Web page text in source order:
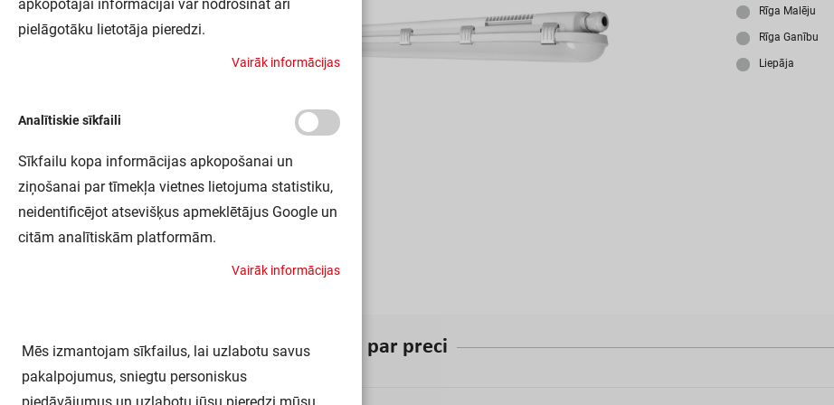
Aiz
Rīga Malēju
Rīga Ganību
Liepāja
Inform par preci
apkopotajai informācijai var nodrošināt arī
pielāgotāku lietotāja pieredzi.
Vairāk informācijas
Analītiskie sīkfaili
Sīkfailu kopa informācijas apkopošanai un
ziņošanai par tīmekļa vietnes lietojuma statistiku,
neidentificējot atsevišķus apmeklētājus Google un
citām analītiskām platformām.
Vairāk informācijas
Mēs izmantojam sīkfailus, lai uzlabotu savus
pakalpojumus, sniegtu personiskus